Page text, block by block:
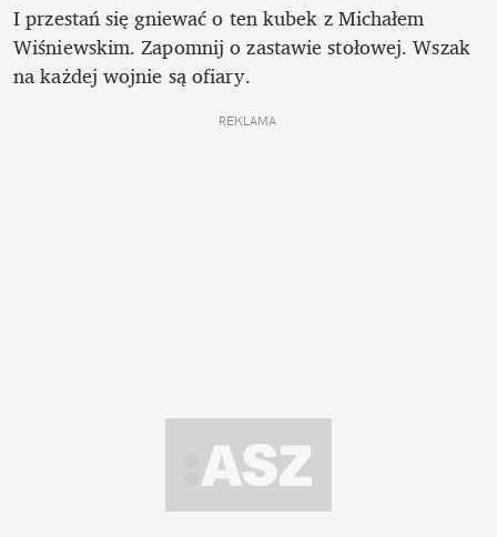
I przestań się gniewać o ten kubek z Michałem
Wiśniewskim. Zapomnij o zastawie stołowej. Wszak
na każdej wojnie są ofiary.
REKLAMA